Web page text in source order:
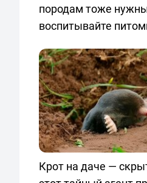
породам тоже
воспитывайте
Крот на даче —